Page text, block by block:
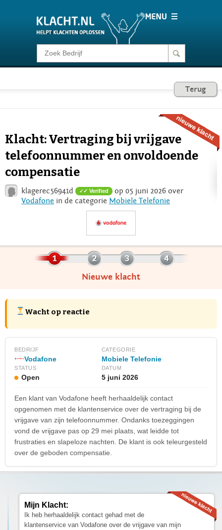
Klacht melden
Consumentenrecht Terug
Klacht: Vertraging bij vrijgave
telefoonnummer en onvoldoende
compensatie
klagerec56941d ✓ Verified
op 05 juni 2026 over
Vodafone in de categorie Mobiele Telefonie
Nieuwe klacht
Wacht op reactie
BEDRIJF
Vodafone
CATEGORIE
Mobiele Telefonie
STATUS
Open
DATUM
5 juni 2026
Een klant van Vodafone heeft herhaaldelijk contact
opgenomen met de klantenservice over de vertraging bij de
vrijgave van zijn telefoonnummer. Ondanks toezeggingen
vond de vrijgave pas op 29 mei plaats, wat leidde tot
frustraties en slapeloze nachten. De klant is ook teleurgesteld
over de geboden compensatie.
Mijn Klacht:
Ik heb herhaaldelijk contact gehad met de
klantenservice van Vodafone over de vrijgave van mijn